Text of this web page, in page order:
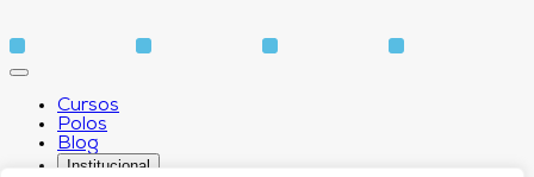
Cursos
Polos
Blog
Institucional